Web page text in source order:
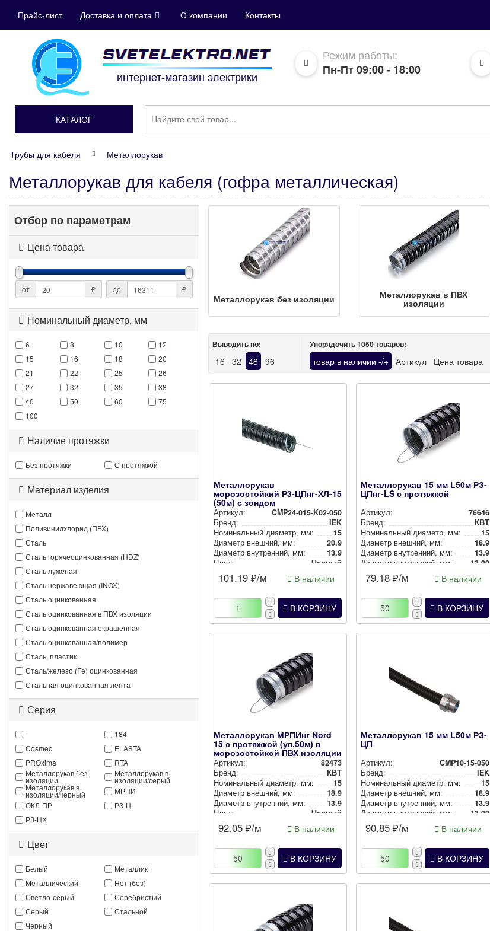
Прайс-лист Доставка и оплата О компании Контакты
интернет-магазин электрики
Режим работы:
Пн-Пт 09:00 - 18:00
КАТАЛОГ
Трубы для кабеля Металлорукав
Металлорукав для кабеля (гофра металлическая)
Отбор по параметрам
Цена товара
от ₽ до ₽
Номинальный диаметр, мм
6 8 10
12
15
16 18
20
21
22 25
26
27
32 35
38
40
50 60
75
100
Наличие протяжки
Без протяжки С протяжкой
Материал изделия
Металл
Поливинилхлорид (ПВХ)
Сталь
Сталь горячеоцинкованная (HDZ)
Сталь луженая
Сталь нержавеющая (INOX)
Сталь оцинкованная
Сталь оцинкованная в ПВХ изоляции
Сталь оцинкованная окрашенная
Сталь оцинкованная/полимер
Сталь, пластик
Сталь/железо (Fe) оцинкованная
Стальная оцинкованная лента
Серия
-
184
Cosmec
ELASTA
PROxima
RTA
Металлорукав без
изоляции
Металлорукав в
изоляции/серый
Металлорукав в
изоляции/черный
МРПИ
ОКЛ-ПР
РЗ-Ц
РЗ-ЦХ
Цвет
Белый
Металлик
Металлический
Нет (без)
Светло-серый
Серебристый
Серый
Стальной
Черный
Метал­ло­ру­кав без изоляции Метал­ло­ру­кав в ПВХ
изоляции
Выводить по:
16 32 48 96
Упорядочить1050товаров:
товар в наличии -/+ Артикул Цена товара
Металлорукав
морозостойкий Р3-ЦПнг-ХЛ-15
(50м) с зондом
Артикул:
CMP24-015-K02-050
Бренд:
IEK
Номи­наль­ный диаметр, мм:
15
Диаметр внешний, мм:
20.9
Диаметр внут­рен­ний, мм:
13.9
Цвет:
Черный
101.19 ₽/м В наличии
В КОРЗИНУ
Металлорукав 15 мм L50м РЗ-
ЦПнг-LS с протяжкой
Артикул:
76646
Бренд:
КВТ
Номи­наль­ный диаметр, мм:
15
Диаметр внешний, мм:
18.9
Диаметр внут­рен­ний, мм:
13.9
Диаметр внут­рен­ний, мм:
13.90
Цвет:
79.18 ₽/м В наличии
В КОРЗИНУ
Металлорукав МРПИнг Nord
15 с протяжкой (уп.50м) в
морозостойкой ПВХ изоляции
Артикул:
82473
Бренд:
КВТ
Номи­наль­ный диаметр, мм:
15
Диаметр внешний, мм:
18.9
Диаметр внут­рен­ний, мм:
13.9
Цвет:
Черный
92.05 ₽/м В наличии
В КОРЗИНУ
Металлорукав 15 мм L50м РЗ-
ЦП
Артикул:
CMP10-15-050
Бренд:
IEK
Номи­наль­ный диаметр, мм:
15
Диаметр внешний, мм:
18.9
Диаметр внут­рен­ний, мм:
13.9
Диаметр внут­рен­ний, мм:
13.90
Диаметр внут­рен­ний, мм:
Цвет:
Черный
90.85 ₽/м В наличии
В КОРЗИНУ